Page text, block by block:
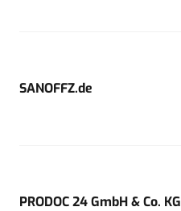
SANOFFZ.de
PRODOC 24 GmbH & Co. KG